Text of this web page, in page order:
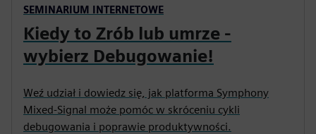
SEMINARIUM INTERNETOWE
Kiedy to Zrób lub umrze -
wybierz Debugowanie!
Weź udział i dowiedz się, jak platforma Symphony
Mixed-Signal może pomóc w skróceniu cykli
debugowania i poprawie produktywności.